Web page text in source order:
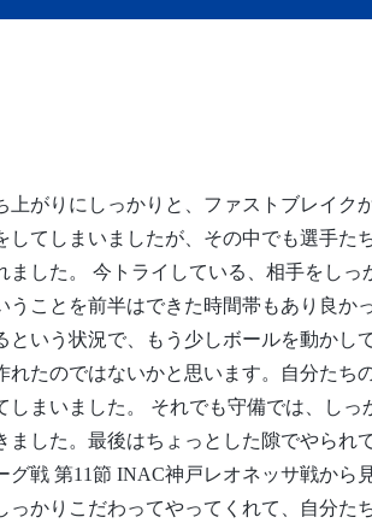
上がりにしっかりと、ファストブレイク
してしまいましたが、その中でも選手た
ました。 今トライしている、相手をし
うことを前半はできた時間帯もあり良か
という状況で、もう少しボールを動かし
れたのではないかと思います。自分たち
しまいました。 それでも守備では、し
ました。最後はちょっとした隙でやられ
グ戦 第11節 INAC神戸レオネッサ戦から
っかりこだわってやってくれて、自分た